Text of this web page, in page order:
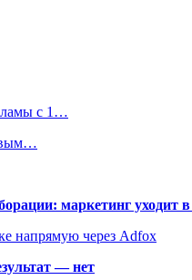
с 1…
маркетинг уходит в
напрямую через Adfox
— нет